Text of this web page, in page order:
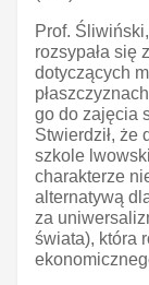
Prof.
rozsypała się
dotyczących
go do zajęcia
Stwierdził, że
szkole
charakterze
alternatywą
za
świata), która